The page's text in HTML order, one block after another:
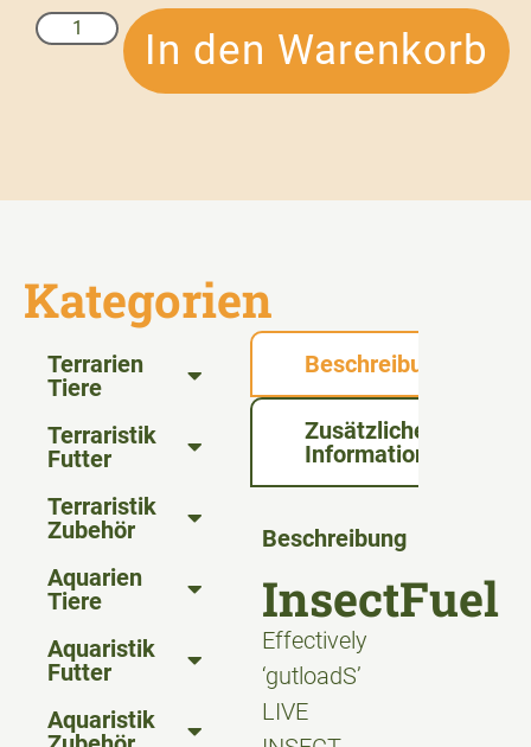
In den Warenkorb
Kategorien
Terrarien
Tiere
Terraristik
Futter
Terraristik
Zubehör
Aquarien
Tiere
Aquaristik
Futter
Aquaristik
Beschreibung
Zusätzliche
Informationen
Beschreibung
InsectFuel
Effectively
‘gutloadS’
LIVE